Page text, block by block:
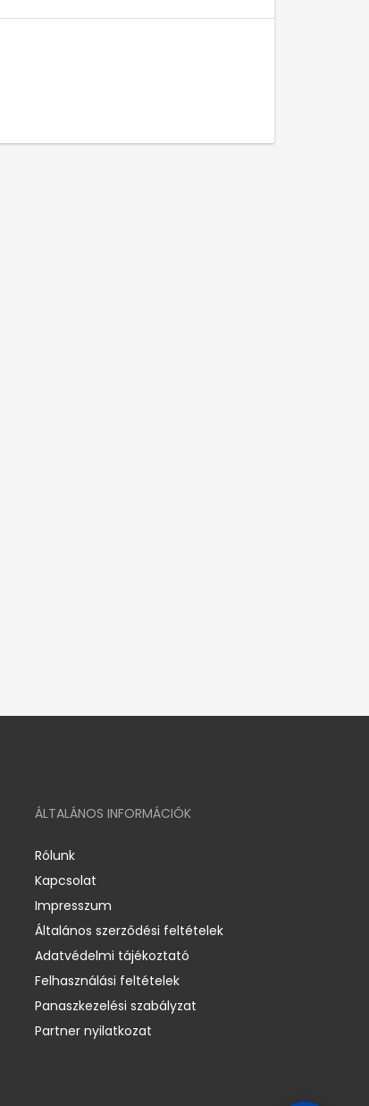
ÁLTALÁNOS INFORMÁCIÓK
Rólunk
Kapcsolat
Impresszum
Általános szerződési feltételek
Adatvédelmi tájékoztató
Felhasználási feltételek
Panaszkezelési szabályzat
Partner nyilatkozat